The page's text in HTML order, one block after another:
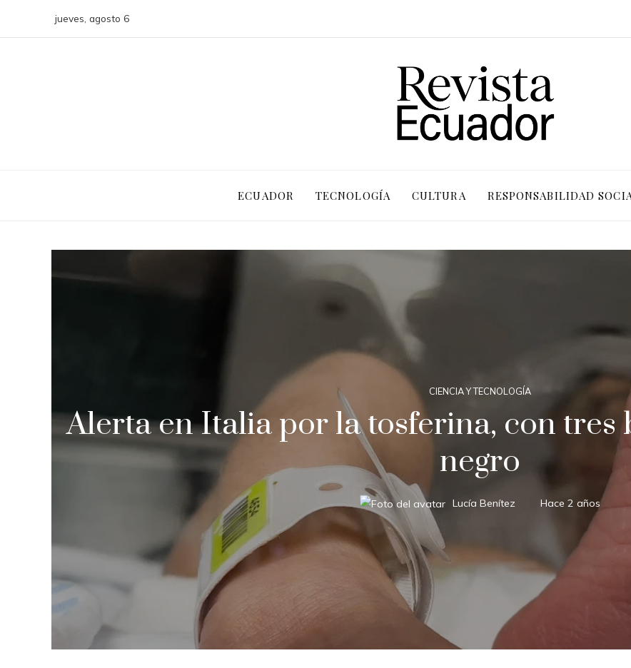
jueves, agosto 6
ECUADOR TECNOLOGÍA CULTURA RESPONSABILIDAD
CIENCIA Y TECNOLOGÍA
Alerta en Italia por la tosferina, con tres
negro
Lucía Benítez Hace 2 años